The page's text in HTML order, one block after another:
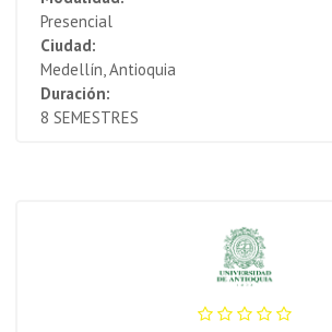
Presencial
Ciudad:
Medellín, Antioquia
Duración:
8 SEMESTRES